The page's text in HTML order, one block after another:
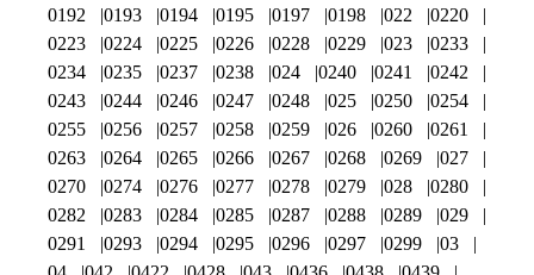
0192
0193 0194 0195 0197 0198 022
0220
0223
0224 0225 0226 0228 0229 023
0233
0234
0235 0237 0238 024 0240 0241
0242
0243
0244 0246 0247 0248 025 0250
0254
0255
0256 0257 0258 0259 026 0260
0261
0263
0264 0265 0266 0267 0268 0269
027
0270
0274 0276 0277 0278 0279 028
0280
0282
0283 0284 0285 0287 0288 0289
029
0291
0293 0294 0295 0296 0297 0299
03